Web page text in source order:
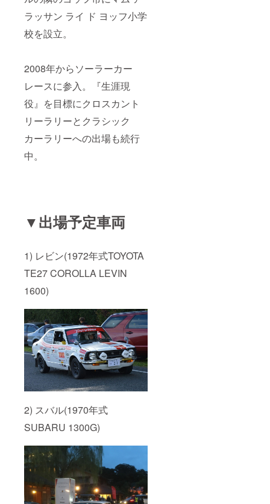
ラッサン ライ ド ヨッフ小学
校を設立。
2008年からソーラーカー
レースに参入。『生涯現
役』を目標にクロスカント
リーラリーとクラシック
カーラリーへの出場も続行
中。
▼出場予定車両
1) レビン(1972年式TOYOTA
TE27 COROLLA LEVIN
1600)
2) スバル(1970年式
SUBARU 1300G)